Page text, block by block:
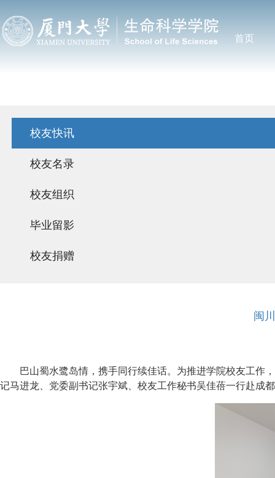
首页
校友快讯
校友名录
校友组织
毕业留影
校友捐赠
闽
巴山蜀水鹭岛情，携手同行续佳话。为推进学院校友工作
记马进龙、党委副书记张宇斌、校友工作秘书吴佳蓓一行赴成